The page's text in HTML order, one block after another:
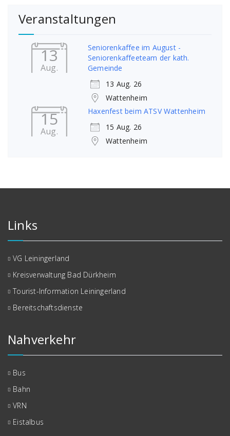
Veranstaltungen
13
Aug.
Seniorenkaffee im August -
Seniorenkaffeeteam der kath.
Gemeinde
13 Aug. 26
Wattenheim
15
Aug.
Haxenfest beim ATSV Wattenheim
15 Aug. 26
Wattenheim
Links
VG Leiningerland
Kreisverwaltung Bad Dürkheim
Tourist-Information Leiningerland
Bereitschaftsdienste
Nahverkehr
Bus
Bahn
VRN
Eistalbus